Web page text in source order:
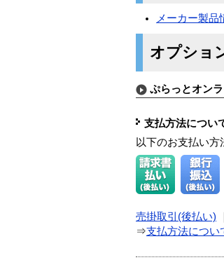
メーカー製品
オプショ
ぷらっとオン
支払方法につい
以下のお支払い方
売掛取引(後払い)
⇒支払方法につい